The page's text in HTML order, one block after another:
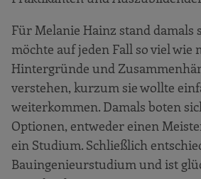
Für Melanie Hainz stand damals
möchte auf jeden Fall so viel wie
Hintergründe und
verstehen, kurzum sie wollte
weiterkommen. Damals boten
Optionen, entweder einen
ein Studium. Schließlich
Bauingenieurstudium und ist